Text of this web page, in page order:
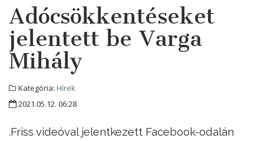
Adócsökkentéseket
jelentett be Varga
Mihály
Kategória: Hírek
2021.05.12. 06:28
.Friss videóval jelentkezett Facebook-odalán